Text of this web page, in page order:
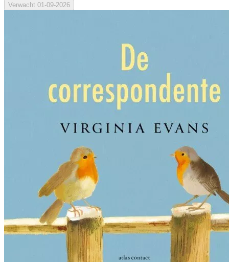
Verwacht 01-09-2026